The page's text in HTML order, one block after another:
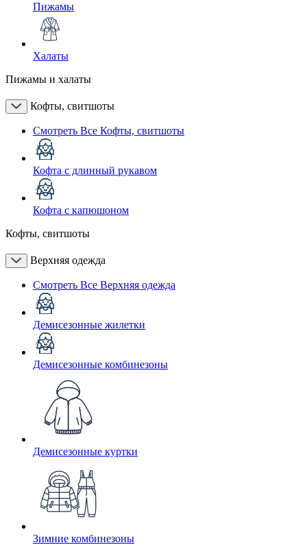
Пижамы
Халаты
Пижамы и халаты
Кофты, свитшоты
Смотреть Все Кофты, свитшоты
Кофта с длинный рукавом
Кофта с капюшоном
Кофты, свитшоты
Верхняя одежда
Смотреть Все Верхняя одежда
Демисезонные жилетки
Демисезонные комбинезоны
Демисезонные куртки
Зимние комбинезоны